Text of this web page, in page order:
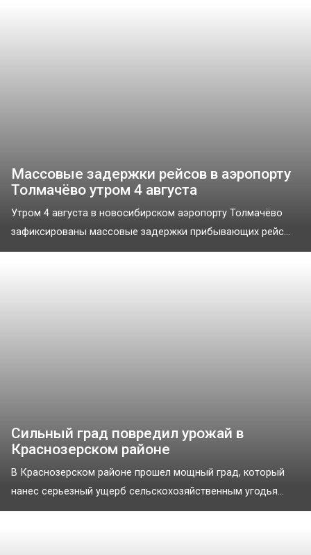
Массовые задержки рейсов в аэропорту
Толмачёво утром 4 августа
Утром 4 августа в новосибирском аэропорту Толмачёво
зафиксированы массовые задержки прибывающих рейс...
Сильный град повредил урожай в
Краснозерском районе
В Краснозерском районе прошел мощный град, который
нанес серьезный ущерб сельскохозяйственным угодья...